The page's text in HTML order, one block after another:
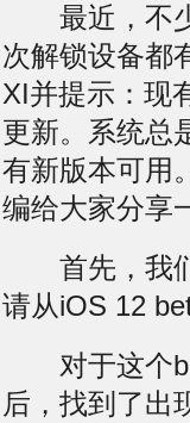
最近，不少
次解锁设备都
XI并提示：现
更新。系统总
有新版本可用
编给大家分享
首先，我们
请从iOS 12
对于这个
后，找到了出